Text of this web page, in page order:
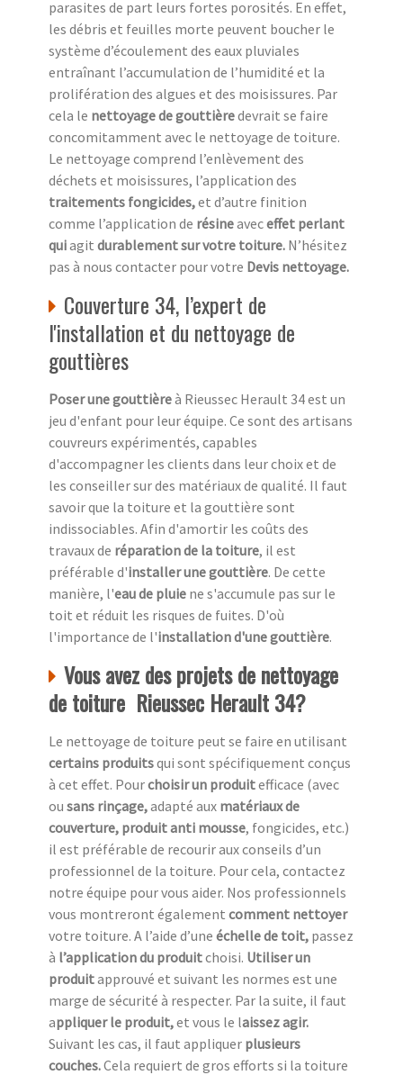
parasites de part leurs fortes porosités. En effet,
les débris et feuilles morte peuvent boucher le
système d’écoulement des eaux pluviales
entraînant l’accumulation de l’humidité et la
prolifération des algues et des moisissures. Par
cela le nettoyage de gouttièredevrait se faire
concomitamment avec le nettoyage de toiture.
Le nettoyage comprend l’enlèvement des
déchets et moisissures, l’application des
traitements fongicides,et d’autre finition
comme l’application de résineaveceffet perlant
quiagit durablement sur votre toiture. N’hésitez
pas à nous contacter pour votre Devis nettoyage.
Couverture 34, l’expert de
l'installation et du nettoyage de
gouttières
Poser une gouttièreà Rieussec Herault 34 est un
jeu d'enfant pour leur équipe. Ce sont des artisans
couvreurs expérimentés, capables
d'accompagner les clients dans leur choix et de
les conseiller sur des matériaux de qualité. Il faut
savoir que la toiture et la gouttière sont
indissociables. Afin d'amortir les coûts des
travaux de réparation de la toiture, il est
préférable d'installer une gouttière. De cette
manière, l'eau de pluie ne s'accumule pas sur le
toit et réduit les risques de fuites. D'où
l'importance de l'installation d'une gouttière.
Vous avez des projets de nettoyage
de toiture Rieussec Herault 34?
Le nettoyage de toiture peut se faire en utilisant
certains produitsqui sont spécifiquement conçus
à cet effet. Pourchoisir un produitefficace (avec
ou sans rinçage,adapté aux matériaux de
couverture, produit anti mousse, fongicides, etc.)
il est préférable de recourir aux conseils d’un
professionnel de la toiture. Pour cela, contactez
notre équipe pour vous aider. Nos professionnels
vous montreront également comment nettoyer
votre toiture. A l’aide d’une échelle de toit, passez
à l’application du produitchoisi. Utiliser un
produitapprouvé et suivant les normes est une
marge de sécurité à respecter. Par la suite, il faut
appliquer le produit,et vous le laissez agir.
Suivant les cas, il faut appliquer plusieurs
couches.Cela requiert de gros efforts si la toiture